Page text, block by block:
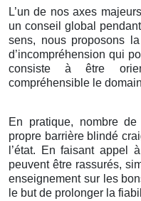
L’un de nos axes
un conseil global
sens, nous proposons
d’incompréhension qui
consiste à être
compréhensible le
En pratique, nombre
propre barrière blindé
l’état. En faisant appel
peuvent être rassurés,
enseignement sur les
le but de prolonger la